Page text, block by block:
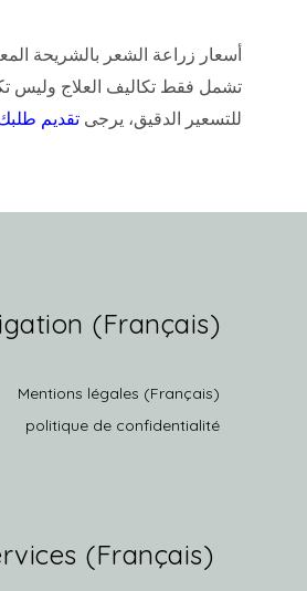
أسعار زراعة الشعر بالشريحة
تشمل فقط تكاليف العلاج وليس
للتسعير الدقيق، يرجى تقديم
(Français) Navigation
(Français) Mentions légales
politique de confidentialité
(Français) Services